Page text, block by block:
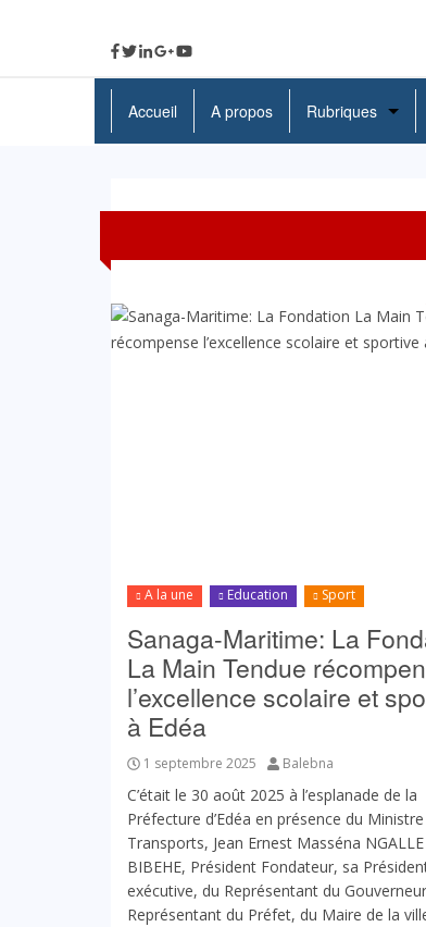
Accueil A propos Rubriques
Société
A la une Education Sport
Sanaga-Maritime: La
La Main Tendue
l’excellence scolaire et
à Edéa
1 septembre 2025 Balebna
C’était le 30 août 2025 à l’esplanade de la
Préfecture d’Edéa en présence du
Transports, Jean Ernest Masséna NGALLE
BIBEHE, Président Fondateur, sa
exécutive, du Représentant du
Représentant du Préfet, du Maire de la